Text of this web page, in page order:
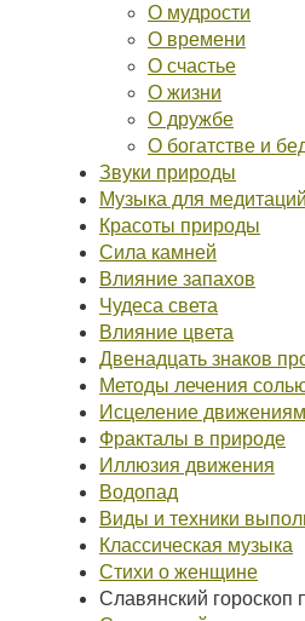
О мудрости
О времени
О счастье
О жизни
О дружбе
О богатстве и
Звуки природы
Музыка для медитаций
Красоты природы
Сила камней
Влияние запахов
Чудеса света
Влияние цвета
Двенадцать знаков
Методы лечения
Исцеление
Фракталы в природе
Иллюзия движения
Водопад
Виды и техники
Классическая музыка
Стихи о женщине
Славянский гороскоп